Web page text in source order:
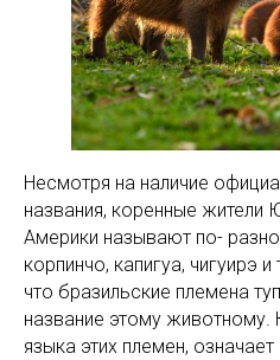
Несмотря на наличие
названия, коренные жители
Америки называют по-
корпинчо, капигуа, чигуирэ
что бразильские племена
название этому животному.
языка этих племен,